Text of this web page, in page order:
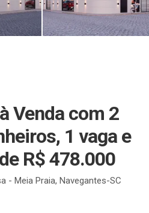
Venda com 2
1 vaga e
R$ 478.000
- Meia Praia, Navegantes-SC